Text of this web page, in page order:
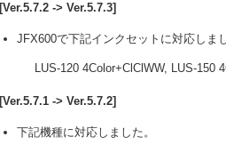
[Ver.5.7.2 -> Ver.5.7.3]
JFX600で下記インクセットに対応しまし
LUS-120 4Color+ClClWW, LUS-150
[Ver.5.7.1 -> Ver.5.7.2]
下記機種に対応しました。